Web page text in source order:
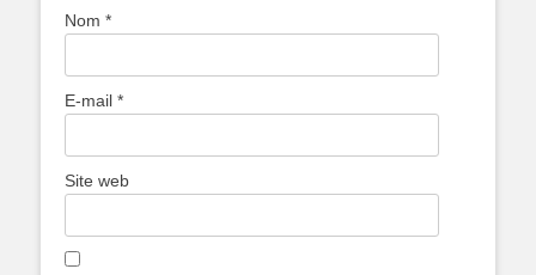
Nom *
E-mail *
Site web